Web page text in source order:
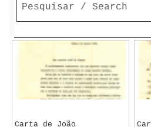
Carta de João